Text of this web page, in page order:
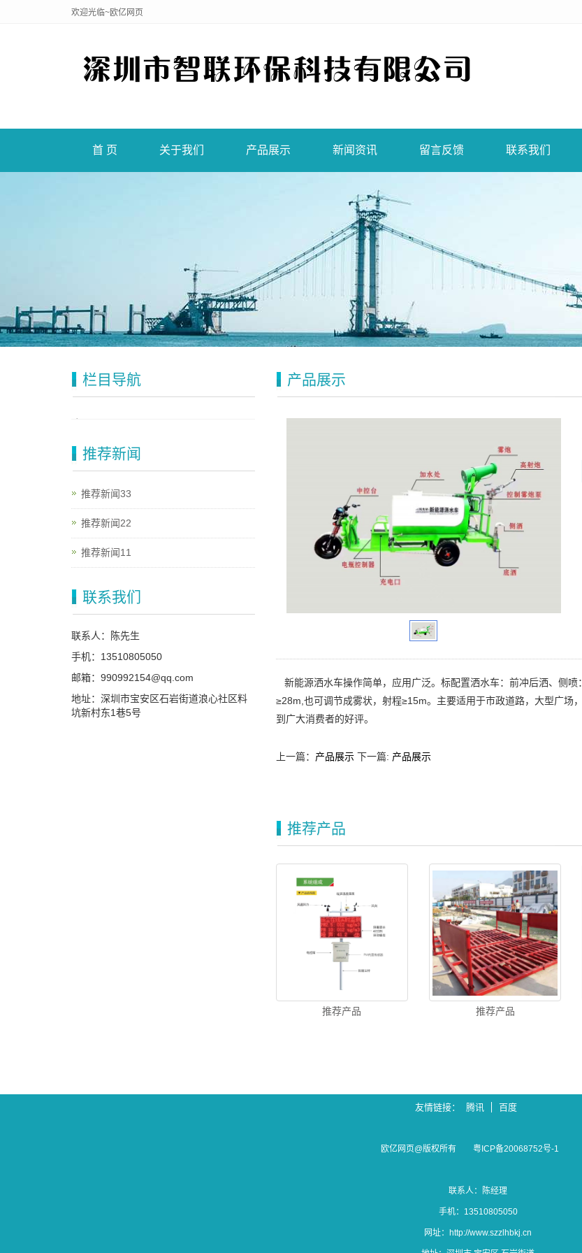
欢迎光临~欧亿网页
首 页 关于我们 产品展示 新闻资讯 留言反馈 联系我们
产品展示
新能源洒水车操作简单，应用广泛。标配置洒水车：前冲后洒、侧
≥28m,也可调节成雾状，射程≥15m。主要适用于市政道路，大型广场
到广大消费者的好评。
上一篇： 产品展示下一篇: 产品展示
推荐产品
推荐产品 推荐产品
栏目导航
推荐新闻
推荐新闻33
推荐新闻22
推荐新闻11
联系我们
联系人：陈先生
手机：13510805050
邮箱：990992154@qq.com
地址：深圳市宝安区石岩街道浪心社区料
坑新村东1巷5号
友情链接 腾讯 百度
欧亿网页@版权所有 粤ICP备20068752号-1
联系人：陈经理
手机：13510805050
网址： http://www.szzlhbkj.cn